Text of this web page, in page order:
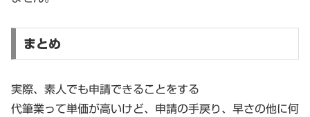
まとめ
実際、素人でも申請できることをする
代筆業って単価が高いけど、申請の手戻り、早さの他に何